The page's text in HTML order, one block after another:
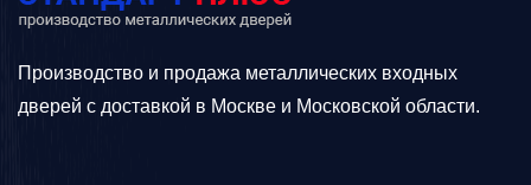
Производство и продажа металлических входных
дверей с доставкой в Москве и Московской области.